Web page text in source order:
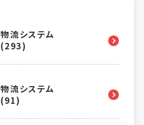
物流システム
(293)
物流システム
(91)